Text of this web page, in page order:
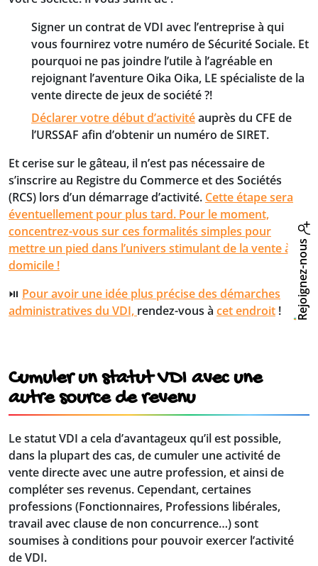
Rejoignez-nous
Signer un contrat de VDI avec l’entreprise à qui
vous fournirez votre numéro de Sécurité Sociale. Et
pourquoi ne pas joindre l’utile à l’agréable en
rejoignant l’aventure Oika Oika, LE spécialiste de la
vente directe de jeux de société ?!
Déclarer votre début d’activitéauprès du CFE de
l’URSSAF afin d’obtenir un numéro de SIRET.
Et cerise sur le gâteau, il n’est pas nécessaire de
s’inscrire au Registre du Commerce et des Sociétés
(RCS) lors d’un démarrage d’activité. Cette étape sera
éventuellement pour plus tard. Pour le moment,
concentrez-vous sur ces formalités simples pour
mettre un pied dans l’univers stimulant de la vente à
domicile !
⏯️ Pour avoir une idée plus précise des démarches
administratives du VDI, rendez-vous à cet endroit !
Cumuler un statut VDI avec une
autre source de revenu
Le statut VDI a cela d’avantageux qu’il est possible,
dans la plupart des cas, de cumuler une activité de
vente directe avec une autre profession, et ainsi de
compléter ses revenus. Cependant, certaines
professions (Fonctionnaires, Professions libérales,
travail avec clause de non concurrence…) sont
soumises à conditions pour pouvoir exercer l’activité
de VDI.